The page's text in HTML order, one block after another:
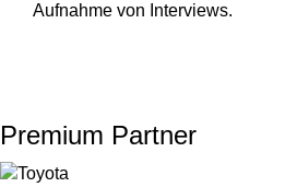
Aufnahme von Interviews.
Premium Partner